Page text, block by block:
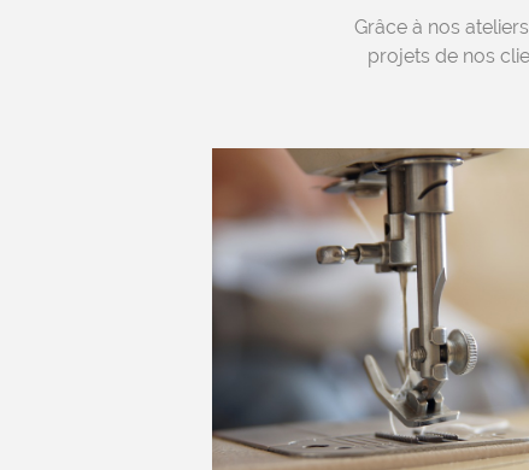
Grâce à nos
projets de nos